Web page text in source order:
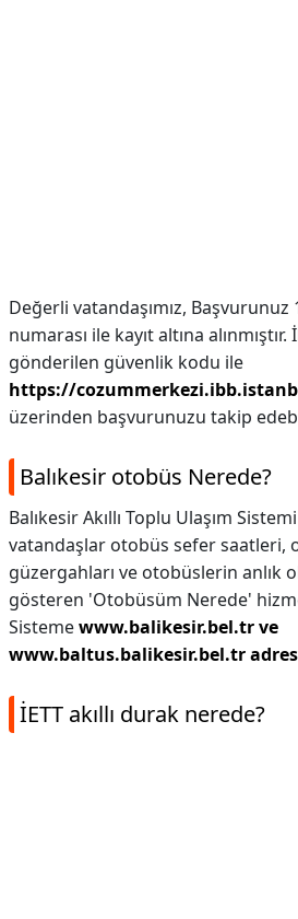
Değerli vatandaşımız, Başvurunuz
numarası ile kayıt altına
gönderilen güvenlik kodu ile
https://
üzerinden başvurunuzu takip
Balıkesir otobüs Nerede?
Balıkesir Akıllı Toplu Ulaşım Sistemi
vatandaşlar otobüs sefer saatleri,
güzergahları ve otobüslerin anlık
gösteren 'Otobüsüm Nerede'
Sistemewww.balikesir.bel.tr ve
www.baltus.balikesir.bel.tr
İETT akıllı durak nerede?